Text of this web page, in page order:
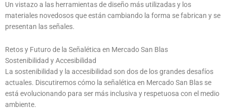
Un vistazo a las herramientas de diseño más utilizadas y los
materiales novedosos que están cambiando la forma se fabrican y se
presentan las señales.
Retos y Futuro de la Señalética en Mercado San Blas
Sostenibilidad y Accesibilidad
La sostenibilidad y la accesibilidad son dos de los grandes desafíos
actuales. Discutiremos cómo la señalética en Mercado San Blas se
está evolucionando para ser más inclusiva y respetuosa con el medio
ambiente.